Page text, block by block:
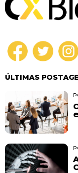
ÚLTIMAS